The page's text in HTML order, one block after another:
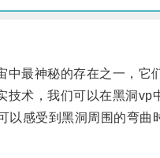
最神秘的存在之一，它
术，我们可以在黑洞vp
感受到黑洞周围的弯曲